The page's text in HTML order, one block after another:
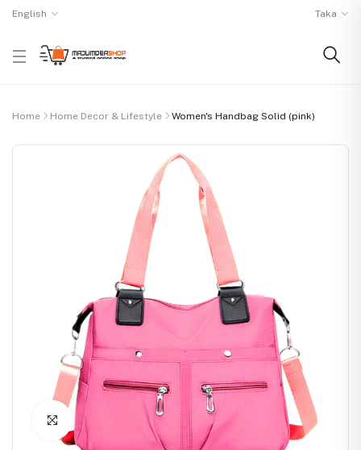
English Taka
Home Home Decor & Lifestyle Women's Handbag Solid (pink)
Click to Enlarge